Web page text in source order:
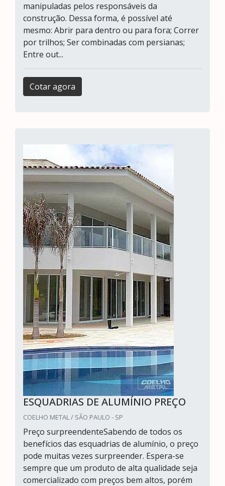
manipuladas pelos responsáveis da
construção. Dessa forma, é possível até
mesmo: Abrir para dentro ou para fora; Correr
por trilhos; Ser combinadas com persianas;
Entre out...
Cotar agora
ESQUADRIAS DE ALUMÍNIO PREÇO
COELHO METAL / SÃO PAULO - SP
Preço surpreendenteSabendo de todos os
benefícios das esquadrias de alumínio, o preço
pode muitas vezes surpreender. Espera-se
sempre que um produto de alta qualidade seja
comercializado com preços bem altos, porém